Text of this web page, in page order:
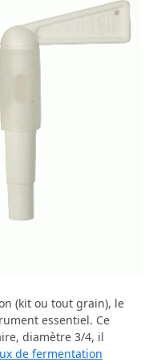
(kit ou tout grain), le
essentiel. Ce
diamètre 3/4, il
de fermentation